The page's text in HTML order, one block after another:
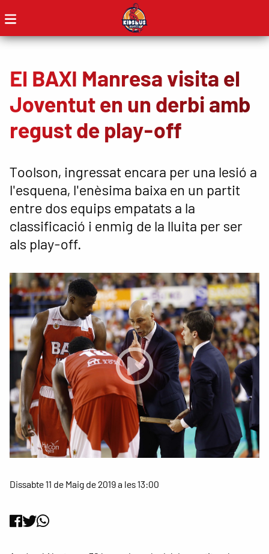
El BAXI Manresa visita el
Joventut en un derbi amb
regust de play-off
Toolson, ingressat encara per una lesió a
l'esquena, l'enèsima baixa en un partit
entre dos equips empatats a la
classificació i enmig de la lluita per ser
als play-off.
Dissabte 11 de Maig de 2019 a les 13:00